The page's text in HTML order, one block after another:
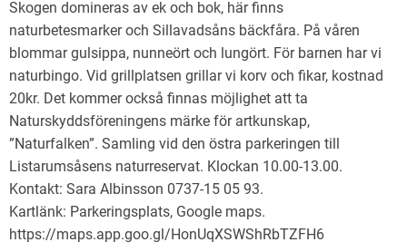
Skogen domineras av ek och bok, här finns
naturbetesmarker och Sillavadsåns bäckfåra. På våren
blommar gulsippa, nunneört och lungört. För barnen har vi
naturbingo. Vid grillplatsen grillar vi korv och fikar, kostnad
20kr. Det kommer också finnas möjlighet att ta
Naturskyddsföreningens märke för artkunskap,
”Naturfalken”. Samling vid den östra parkeringen till
Listarumsåsens naturreservat. Klockan 10.00-13.00.
Kontakt: Sara Albinsson 0737-15 05 93.
Kartlänk: Parkeringsplats, Google maps.
https://maps.app.goo.gl/HonUqXSWShRbTZFH6